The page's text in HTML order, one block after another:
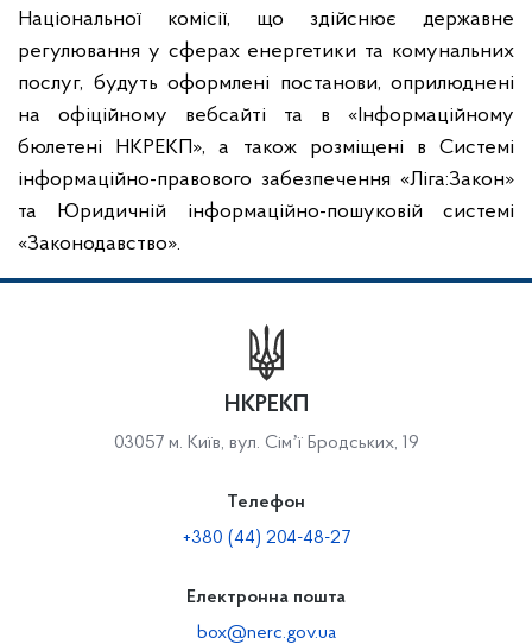
Національної комісії, що здійснює державне
регулювання у сферах енергетики та комунальних
послуг, будуть оформлені постанови, оприлюднені
на офіційному вебсайті та в «Інформаційному
бюлетені НКРЕКП», а також розміщені в Системі
інформаційно-правового забезпечення «Ліга:Закон»
та Юридичній інформаційно-пошуковій системі
«Законодавство».
НКРЕКП
03057 м. Київ, вул. Сімʼї Бродських, 19
Телефон
+380 (44) 204-48-27
Електронна пошта
box@nerc.gov.ua